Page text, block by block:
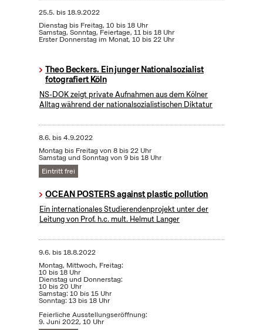
25.5. bis18.9.2022
Dienstag bis Freitag, 10 bis 18 Uhr
Samstag, Sonntag, Feiertage, 11 bis 18 Uhr
Erster Donnerstag im Monat, 10 bis 22 Uhr
Theo Beckers. Ein junger Nationalsozialist
fotografiert Köln
NS-DOK zeigt private Aufnahmen aus dem Kölner
Alltag während der nationalsozialistischen Diktatur
8.6. bis4.9.2022
Montag bis Freitag von 8 bis 22 Uhr
Samstag und Sonntag von 9 bis 18 Uhr
Eintritt frei
OCEAN POSTERS against plastic pollution
Ein internationales Studierendenprojekt unter der
Leitung von Prof. h.c. mult. Helmut Langer
9.6. bis18.8.2022
Montag, Mittwoch, Freitag:
10 bis 18 Uhr
Dienstag und Donnerstag:
10 bis 20 Uhr
Samstag: 10 bis 15 Uhr
Sonntag: 13 bis 18 Uhr
Feierliche Ausstellungseröffnung:
9. Juni 2022, 10 Uhr